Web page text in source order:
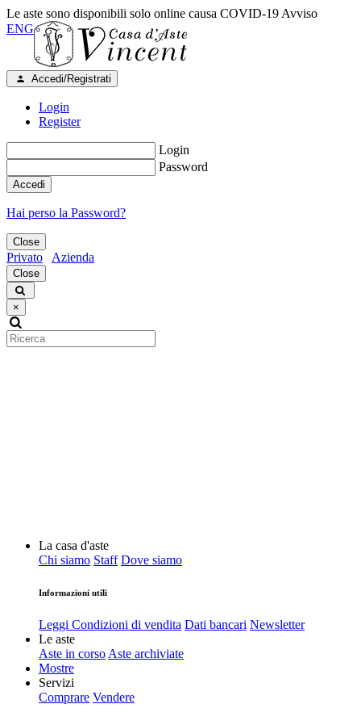
Le aste sono disponibili solo online causa COVID-19 Avviso
ENG
Accedi/Registrati
Login
Register
Login
Password
Accedi
Hai perso la Password?
Close
Privato Azienda
Close
×
La casa d'aste
Chi siamo Staff Dove siamo
Informazioni utili
Leggi Condizioni di vendita Dati bancari Newsletter
Le aste
Aste in corso Aste archiviate
Mostre
Servizi
Comprare Vendere